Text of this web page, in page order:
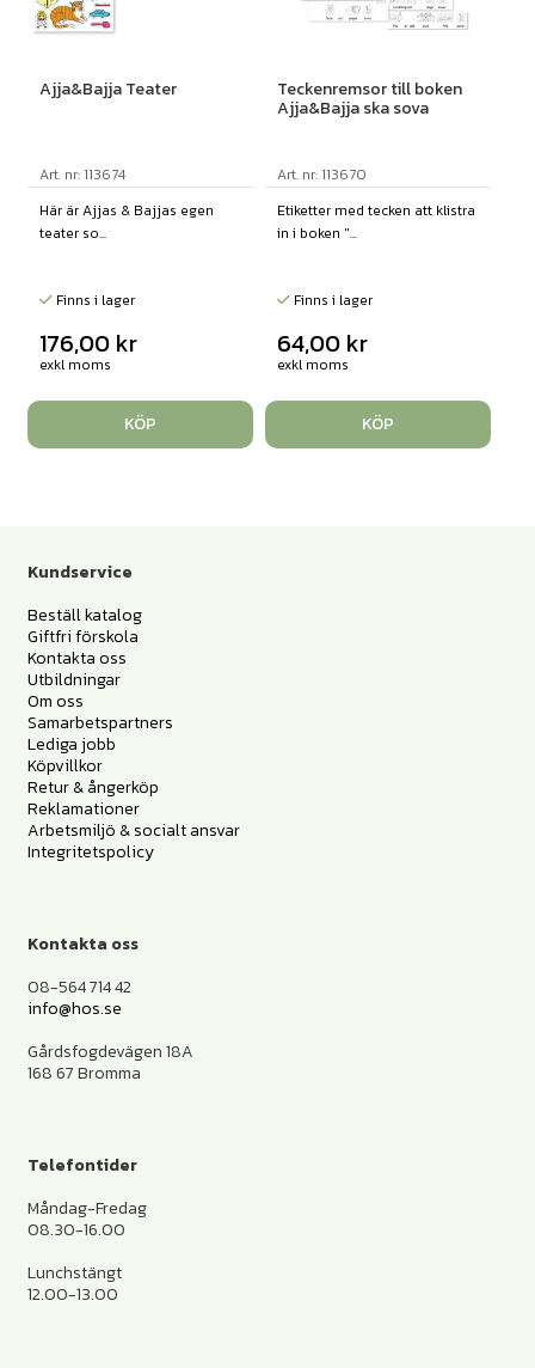
Ajja&Bajja Teater
Art. nr: 113674
Här är Ajjas & Bajjas egen
teater so...
Finns i lager
176,00 kr
exkl moms
KÖP
Teckenremsor till boken
Ajja&Bajja ska sova
Art. nr: 113670
Etiketter med tecken att klistra
in i boken "...
Finns i lager
64,00 kr
exkl moms
KÖP
Kundservice
Beställ katalog
Giftfri förskola
Kontakta oss
Utbildningar
Om oss
Samarbetspartners
Lediga jobb
Köpvillkor
Retur & ångerköp
Reklamationer
Arbetsmiljö & socialt ansvar
Integritetspolicy
Kontakta oss
08-564 714 42
info@hos.se
Gårdsfogdevägen 18A
168 67 Bromma
Telefontider
Måndag-Fredag
08.30-16.00
Lunchstängt
12.00-13.00